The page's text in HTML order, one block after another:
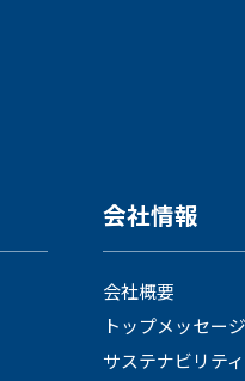
会社情報
会社概要
トップメッセージ
サステナビリティ